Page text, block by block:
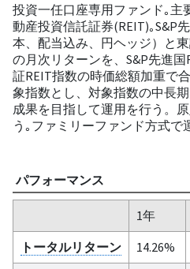
投資一任口座専用ファンド｡主
動産投資信託証券(REIT)｡S&P
本、配当込み、円ヘッジ）と東
の月次リターンを、S&P先進
証REIT指数の時価総額加重で
象指数とし、対象指数の中長
成果を目指して運用を行う。
う｡ファミリーファンド方式で
パフォーマンス
1年
トータルリターン
14.26%